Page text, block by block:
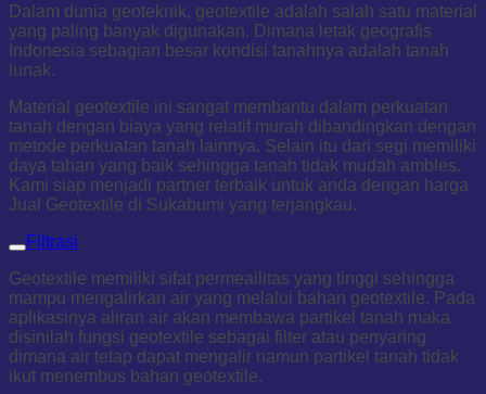
Dalam dunia geoteknik, geotextile adalah salah satu material
yang paling banyak digunakan. Dimana letak geografis
Indonesia sebagian besar kondisi tanahnya adalah tanah
lunak.
Material geotextile ini sangat membantu dalam perkuatan
tanah dengan biaya yang relatif murah dibandingkan dengan
metode perkuatan tanah lainnya. Selain itu dari segi memiliki
daya tahan yang baik sehingga tanah tidak mudah ambles.
Kami siap menjadi partner terbaik untuk anda dengan harga
Jual Geotextile di Sukabumi yang terjangkau.
Filtrasi
Geotextile memiliki sifat permeailitas yang tinggi sehingga
mampu mengalirkan air yang melalui bahan geotextile. Pada
aplikasinya aliran air akan membawa partikel tanah maka
disinilah fungsi geotextile sebagai filter atau penyaring
dimana air tetap dapat mengalir namun partikel tanah tidak
ikut menembus bahan geotextile.